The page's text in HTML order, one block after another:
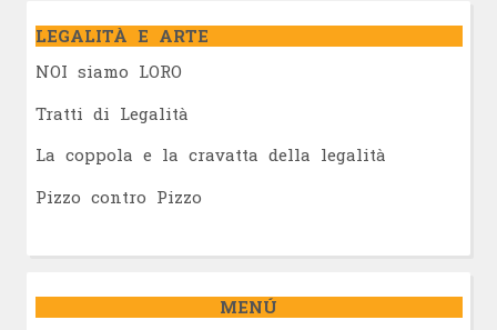
LEGALITÀ E ARTE
NOI siamo LORO
Tratti di Legalità
La coppola e la cravatta della legalità
Pizzo contro Pizzo
MENÚ